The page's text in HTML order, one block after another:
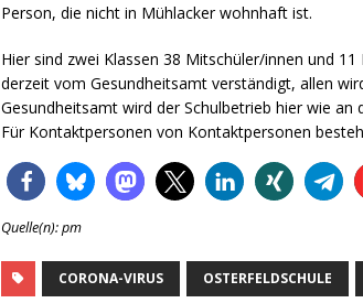
Person, die nicht in Mühlacker wohnhaft ist.
Hier sind zwei Klassen 38 Mitschüler/innen und
derzeit vom Gesundheitsamt verständigt, allen
Gesundheitsamt wird der Schulbetrieb hier wie
Für Kontaktpersonen von Kontaktpersonen
Quelle(n): pm
CORONA-VIRUS OSTERFELDSCHULE